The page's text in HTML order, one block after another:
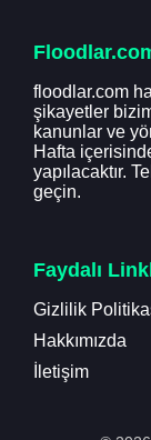
floodlar.com
şikayetler
kanunlar ve
Hafta
yapılacaktır.
geçin.
Faydalı
Gizlilik
Hakkımızda
İletişim